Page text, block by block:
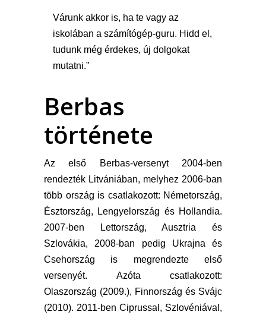
Várunk akkor is, ha te vagy az
iskolában a számítógép-guru. Hidd el,
tudunk még érdekes, új dolgokat
mutatni.”
Berbas
története
Az első Berbas-versenyt 2004-ben
rendezték Litvániában, melyhez 2006-ban
több ország is csatlakozott: Németország,
Észtország, Lengyelország és Hollandia.
2007-ben Lettország, Ausztria és
Szlovákia, 2008-ban pedig Ukrajna és
Csehország is megrendezte első
versenyét. Azóta csatlakozott:
Olaszország (2009.), Finnország és Svájc
(2010). 2011-ben Ciprussal, Szlovéniával,